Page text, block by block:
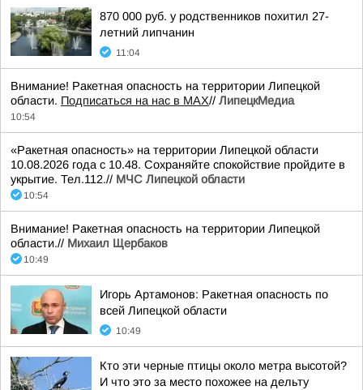
870 000 руб. у родственников похитил 27-
летний липчанин
11:04
Внимание! Ракетная опасность на территории Липецкой
области. Подписаться на нас в МАХ// ЛипецкМедиа
10:54
«Ракетная опасность» на территории Липецкой области
10.08.2026 года с 10.48. Сохраняйте спокойствие пройдите в
укрытие. Тел.112.// МЧС Липецкой области
10:54
Внимание! Ракетная опасность на территории Липецкой
области.// Михаил Щербаков
10:49
Игорь Артамонов: Ракетная опасность по
всей Липецкой области
10:49
Кто эти черные птицы около метра высотой?
И что это за место похожее на дельту